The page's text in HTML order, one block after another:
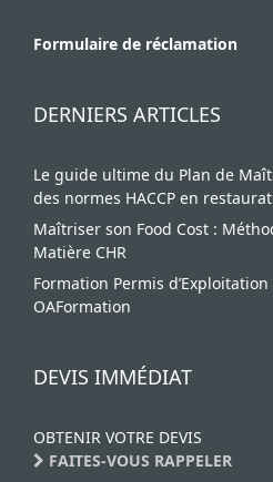
Formulaire de réclamation
DERNIERS ARTICLES
Le guide ultime du Plan de
des normes HACCP en
Maîtriser son Food Cost :
Matière CHR
Formation Permis
OAFormation
DEVIS IMMÉDIAT
OBTENIR VOTRE DEVIS
FAITES-VOUS RAPPELER